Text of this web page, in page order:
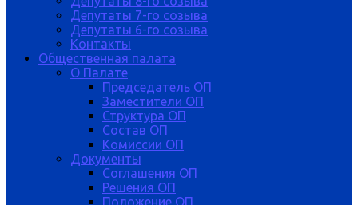
Депутаты 7-го созыва
Депутаты 6-го созыва
Контакты
Общественная палата
О Палате
Председатель ОП
Заместители ОП
Структура ОП
Состав ОП
Комиссии ОП
Документы
Соглашения ОП
Решения ОП
Положение ОП